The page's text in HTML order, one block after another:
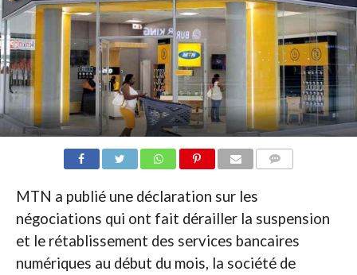
MTN a publié une déclaration sur les
négociations qui ont fait dérailler la suspension
et le rétablissement des services bancaires
numériques au début du mois, la société de